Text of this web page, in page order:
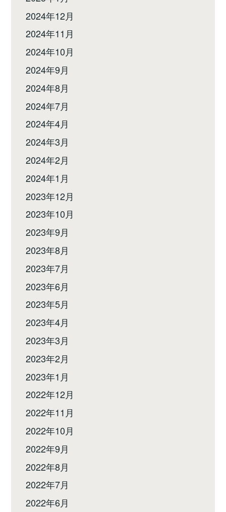
2024年12月
2024年11月
2024年10月
2024年9月
2024年8月
2024年7月
2024年4月
2024年3月
2024年2月
2024年1月
2023年12月
2023年10月
2023年9月
2023年8月
2023年7月
2023年6月
2023年5月
2023年4月
2023年3月
2023年2月
2023年1月
2022年12月
2022年11月
2022年10月
2022年9月
2022年8月
2022年7月
2022年6月